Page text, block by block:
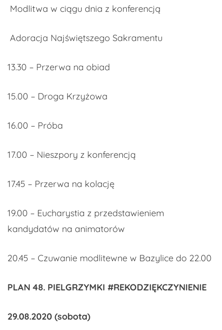
Modlitwa w ciągu dnia z konferencją
Adoracja Najświętszego Sakramentu
13.30 – Przerwa na obiad
15.00 – Droga Krzyżowa
16.00 – Próba
17.00 – Nieszpory z konferencją
17.45 – Przerwa na kolację
19.00 – Eucharystia z przedstawieniem
kandydatów na animatorów
20.45 – Czuwanie modlitewne w Bazylice do 22.00
PLAN 48. PIELGRZYMKI #REKODZIĘKCZYNIENIE
29.08.2020 (sobota)